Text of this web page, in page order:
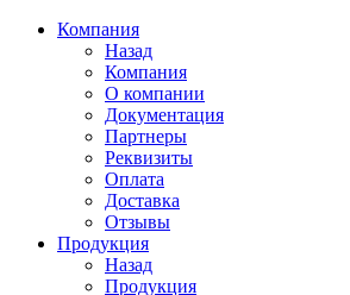
Компания
Назад
Компания
О компании
Документация
Партнеры
Реквизиты
Оплата
Доставка
Отзывы
Продукция
Назад
Продукция